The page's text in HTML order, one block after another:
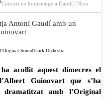
Concert en homenatge a Gaudí / Nico
Antoni Gaudí amb un
SoundTrack Orchestra.
acollit aquest dimecres el
Guinovart que s’ha
amb l’Original